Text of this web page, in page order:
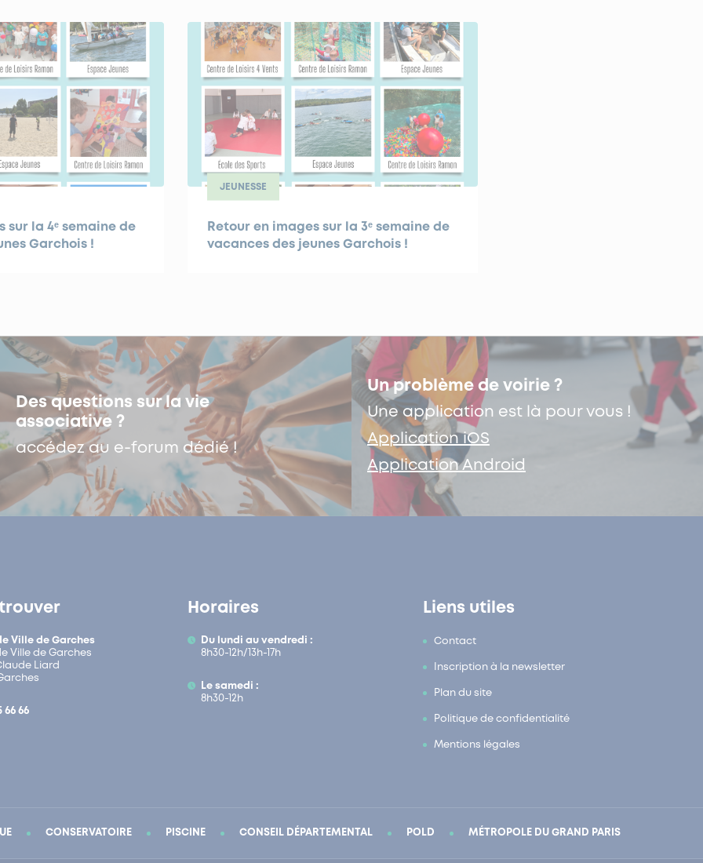
sur la 4ᵉ semaine de
Garchois !
JEUNESSE
Retour en images sur la 3ᵉ semaine de
vacances des jeunes Garchois !
Des questions sur la vie
associative ?
accédez au e-forum dédié !
Un problème de voirie ?
Une application est là pour vous !
Application iOS
Application Android
Ville de Garches
Ville de Garches
Liard
66 66
Horaires
Du lundi au vendredi :
8h30-12h/13h-17h
Le samedi :
8h30-12h
Liens utiles
Contact
Inscription à la newsletter
Plan du site
Politique de confidentialité
Mentions légales
CONSERVATOIRE PISCINE CONSEIL DÉPARTEMENTAL POLD MÉTROPOLE DU GRAND PARIS